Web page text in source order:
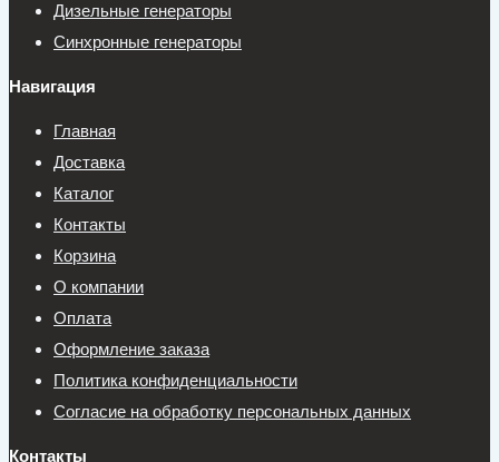
Дизельные генераторы
Синхронные генераторы
Навигация
Главная
Доставка
Каталог
Контакты
Корзина
О компании
Оплата
Оформление заказа
Политика конфиденциальности
Согласие на обработку персональных данных
Контакты